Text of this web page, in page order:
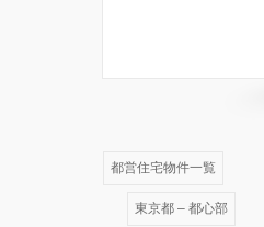
都営住宅物件一覧
東京都 – 都心部